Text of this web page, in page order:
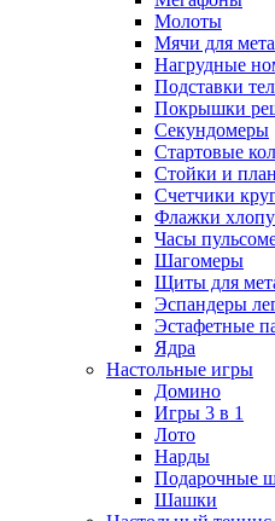
Молоты
Мячи для
Нагрудные
Подставки
Покрышки
Секундомеры
Стартовые
Стойки и
Счетчики
Флажки
Часы
Шагомеры
Щиты для
Эспандеры
Эстафетные
Ядра
Настольные игры
Домино
Игры 3 в 1
Лото
Нарды
Подарочные
Шашки